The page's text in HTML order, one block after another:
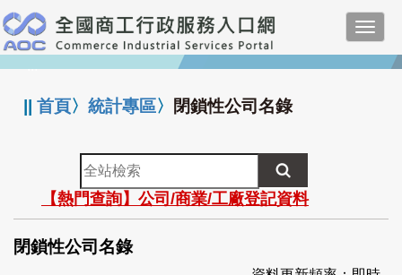
跳
到
主
要
:::
||首頁〉統計專區〉 閉鎖性公司名錄
全
站
檢
索
【熱門查詢】公司/商業/工廠登記資料
閉鎖性公司名錄